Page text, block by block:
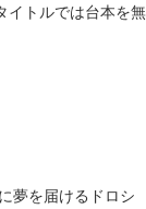
イトルでは台本を無
夢を届けるドロシ